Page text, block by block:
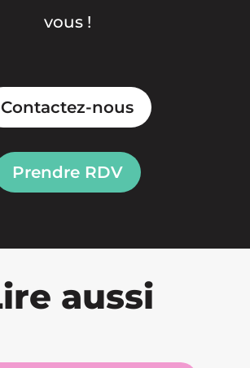
vous !
Contactez-nous
Prendre RDV
aussi